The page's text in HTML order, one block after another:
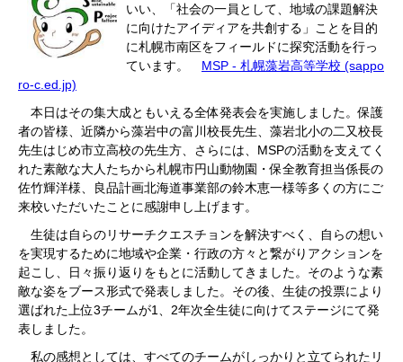
いい、「社会の一員として、地域の課題解決
に向けたアイディアを共創する」ことを目的
に札幌市南区をフィールドに探究活動を行っ
ています。 MSP - 札幌藻岩高等学校 (sappo
ro-c.ed.jp)
本日はその集大成ともいえる全体発表会を実施しました。保護
者の皆様、近隣から藻岩中の富川校長先生、藻岩北小の二又校長
先生はじめ市立高校の先生方、さらには、MSPの活動を支えてく
れた素敵な大人たちから札幌市円山動物園・保全教育担当係長の
佐竹輝洋様、良品計画北海道事業部の鈴木恵一様等多くの方にご
来校いただいたことに感謝申し上げます。
生徒は自らのリサーチクエスチョンを解決すべく、自らの想い
を実現するために地域や企業・行政の方々と繋がりアクションを
起こし、日々振り返りをもとに活動してきました。そのような素
敵な姿をブース形式で発表しました。その後、生徒の投票により
選ばれた上位3チームが1、2年次全生徒に向けてステージにて発
表しました。
私の感想としては、すべてのチームがしっかりと立てられたリ